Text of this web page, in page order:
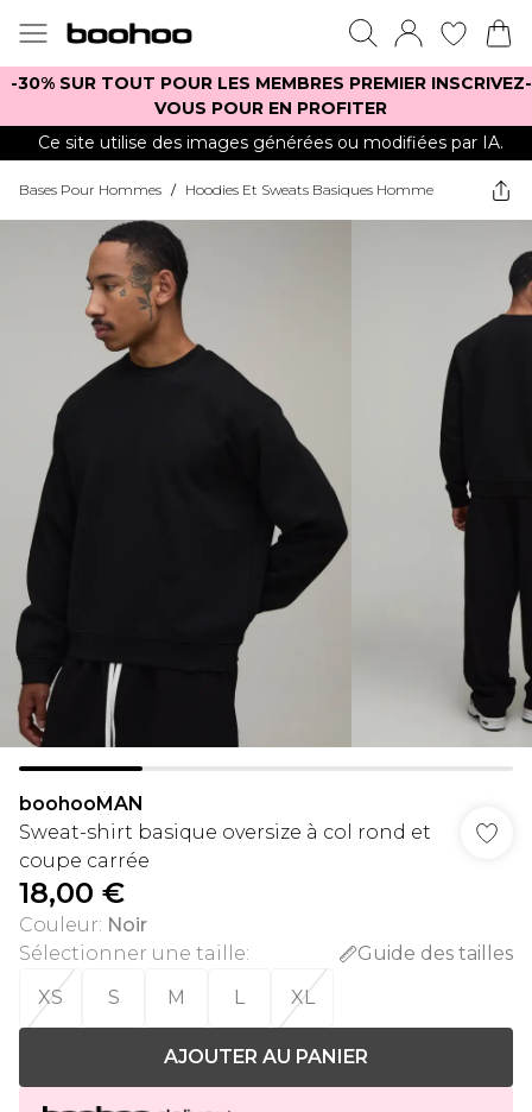
-30% SUR TOUT POUR LES MEMBRES PREMIER INSCRIVEZ-
VOUS POUR EN PROFITER
Ce site utilise des images générées ou modifiées par IA.
Bases Pour Hommes / Hoodies Et Sweats Basiques Homme
boohooMAN
Sweat-shirt basique oversize à col rond et
coupe carrée
18,00 €
Couleur: Noir
Sélectionner une taille:
Guide des tailles
XS
S M L XL
AJOUTER AU PANIER